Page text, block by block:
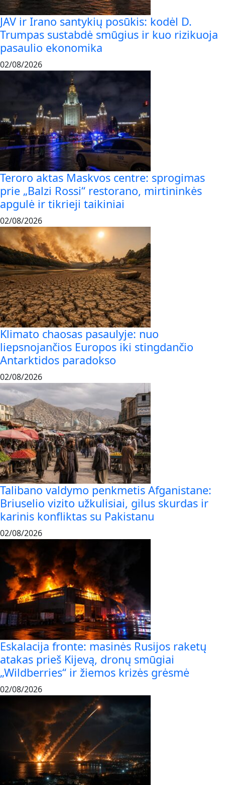
JAV ir Irano santykių posūkis: kodėl D.
Trumpas sustabdė smūgius ir kuo rizikuoja
pasaulio ekonomika
02/08/2026
Teroro aktas Maskvos centre: sprogimas
prie „Balzi Rossi“ restorano, mirtininkės
apgulė ir tikrieji taikiniai
02/08/2026
Klimato chaosas pasaulyje: nuo
liepsnojančios Europos iki stingdančio
Antarktidos paradokso
02/08/2026
Talibano valdymo penkmetis Afganistane:
Briuselio vizito užkulisiai, gilus skurdas ir
karinis konfliktas su Pakistanu
02/08/2026
Eskalacija fronte: masinės Rusijos raketų
atakas prieš Kijevą, dronų smūgiai
„Wildberries“ ir žiemos krizės grėsmė
02/08/2026